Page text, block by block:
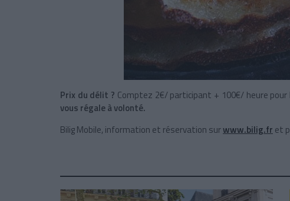
Prix du délit ? Comptez 2€/ participant + 100€/ heure
vous régale à volonté.
Bilig Mobile, information et réservation surwww.bilig.fr et